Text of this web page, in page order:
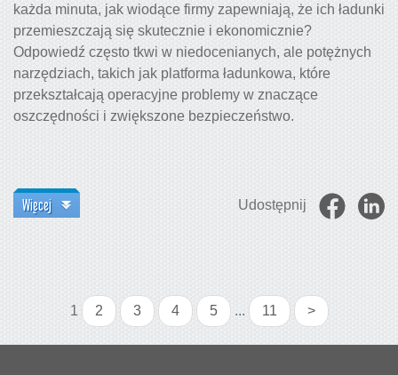
każda minuta, jak wiodące firmy zapewniają, że ich ładunki
przemieszczają się skutecznie i ekonomicznie?
Odpowiedź często tkwi w niedocenianych, ale potężnych
narzędziach, takich jak platforma ładunkowa, które
przekształcają operacyjne problemy w znaczące
oszczędności i zwiększone bezpieczeństwo.
Więcej Udostępnij
1 2 3 4 5 ... 11 >